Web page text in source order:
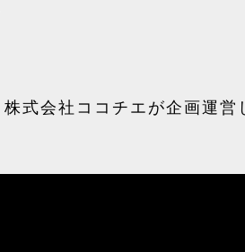
株式会社ココチエが企画運営